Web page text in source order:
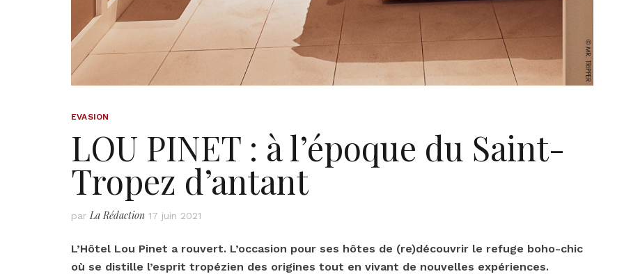
EVASION
LOU PINET : à l’époque du Saint-
Tropez d’antant
par La Rédaction 17 juin 2021
L’Hôtel Lou Pinet a rouvert. L’occasion pour ses hôtes de (re)découvrir le refuge boho-chic
où se distille l’esprit tropézien des origines tout en vivant de nouvelles expériences.